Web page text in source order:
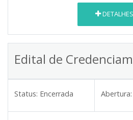
DETALHES
Edital de
Status: Encerrada Abertura: